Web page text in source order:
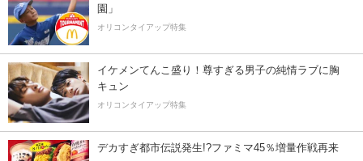
園」
オリコンタイアップ特集
イケメンてんこ盛り！尊すぎる男子の純情ラブに胸
キュン
オリコンタイアップ特集
デカすぎ都市伝説発生!?ファミマ45％増量作戦再来